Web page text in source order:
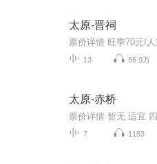
太原-晋祠
13 56.9万
太原-赤桥
7 1153